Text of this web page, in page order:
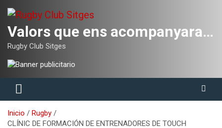
contenido
Valors que ens acompanyaran tota la vida
Rugby Club Sitges
Inicio
Rugby
CLÍNIC DE FORMACIÓN DE ENTRENADORES DE TOUCH